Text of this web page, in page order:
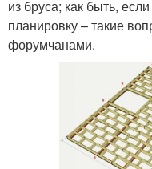
из бруса; как быть,
планировку – такие
форумчанами.